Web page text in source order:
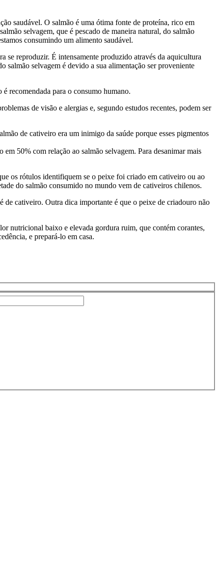
saudável. O salmão é uma ótima fonte de proteína, rico em
selvagem, que é pescado de maneira natural, do salmão
consumindo um alimento saudável.
se reproduzir. É intensamente produzido através da aquicultura
selvagem é devido a sua alimentação ser proveniente
recomendada para o consumo humano.
de visão e alergias e, segundo estudos recentes, podem ser
de cativeiro era um inimigo da saúde porque esses pigmentos
50% com relação ao salmão selvagem. Para desanimar mais
os rótulos identifiquem se o peixe foi criado em cativeiro ou ao
do salmão consumido no mundo vem de cativeiros chilenos.
de cativeiro. Outra dica importante é que o peixe de criadouro não
nutricional baixo e elevada gordura ruim, que contém corantes,
e prepará-lo em casa.